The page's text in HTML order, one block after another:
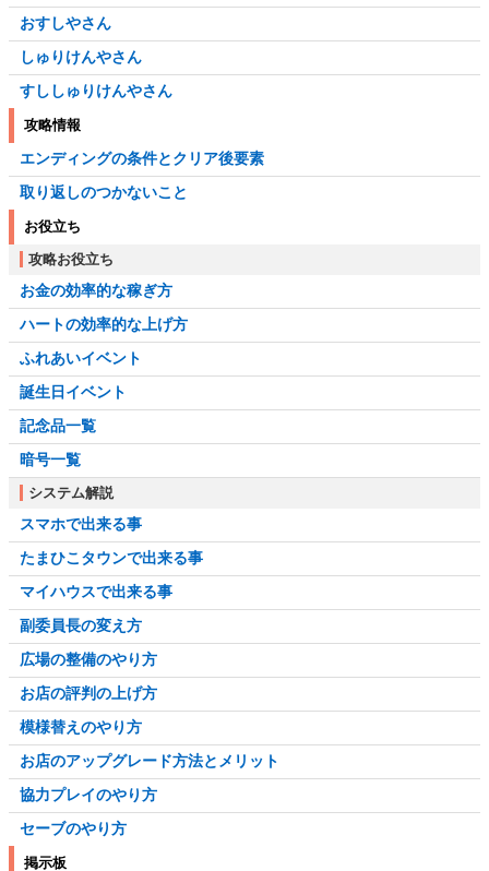
おすしやさん
しゅりけんやさん
すししゅりけんやさん
攻略情報
エンディングの条件とクリア後要素
取り返しのつかないこと
お役立ち
攻略お役立ち
お金の効率的な稼ぎ方
ハートの効率的な上げ方
ふれあいイベント
誕生日イベント
記念品一覧
暗号一覧
システム解説
スマホで出来る事
たまひこタウンで出来る事
マイハウスで出来る事
副委員長の変え方
広場の整備のやり方
お店の評判の上げ方
模様替えのやり方
お店のアップグレード方法とメリット
協力プレイのやり方
セーブのやり方
掲示板